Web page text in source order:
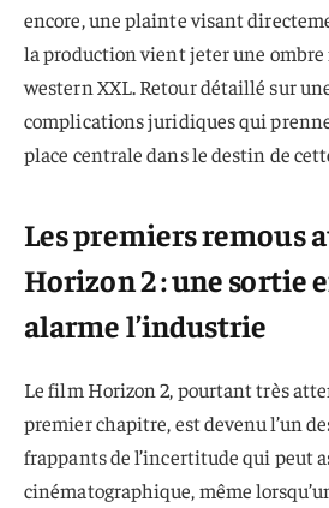
encore, une plainte visant
la production vient jeter une
western XXL. Retour détaillé sur
complications juridiques qui
place centrale dans le destin de
Les premiers remous
Horizon 2: une sortie
alarme l’industrie
Le film Horizon 2, pourtant très
premier chapitre, est devenu l’un
frappants de l’incertitude qui peut
cinématographique, même